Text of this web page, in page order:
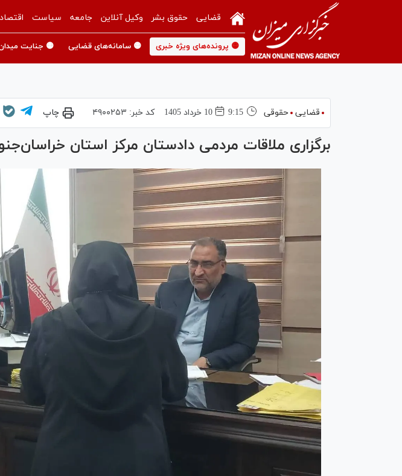
قضایی حقوق بشر وکیل آنلاین جامعه سیاست اقتصاد
🟡 پرونده‌های ویژه خبری 🟡 سامانه‌های قضایی 🟡 جنایت
قضایی حقوقی 9:15 10 خرداد 1405 کد خبر: ۴۹۰۰۲۵۳ چاپ
برگزاری ملاقات مردمی دادستان مرکز استان خراسان‌جنوبی با ۴۲